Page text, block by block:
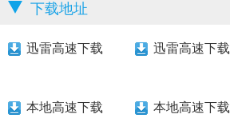
下载地址
迅雷高速下载 迅雷高速下载
本地高速下载 本地高速下载